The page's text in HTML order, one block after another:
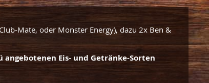
Mate, oder Monster Energy), dazu 2x Ben &
angebotenen Eis- und Getränke-Sorten